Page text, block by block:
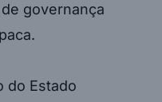
governança
do Estado